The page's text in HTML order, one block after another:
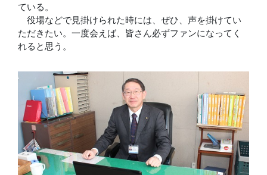
ている。
役場などで見掛けられた時には、ぜひ、声を掛けてい
ただきたい。一度会えば、皆さん必ずファンになってく
れると思う。